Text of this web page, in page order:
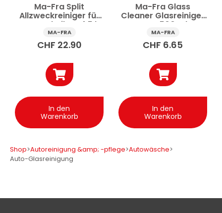
Ma-Fra Split
Allzweckreiniger für
Autoscheiben 4.5 l
MA-FRA
CHF 22.90
In den
Warenkorb
Ma-Fra Glass
Cleaner Glasreiniger
Auto 500 ml
MA-FRA
CHF 6.65
In den
Warenkorb
Shop>Autoreinigung &amp; -pflege>Autowäsche>
Auto-Glasreinigung